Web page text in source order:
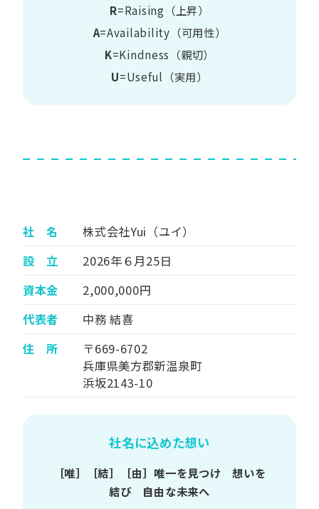
R=Raising（上昇）
A=Availability​（可用性）
K=Kindness​（親切）
U=Useful​（実用）​
社 名
株式会社Yui（ユイ）
設 立
2026年６月25日
資本金
2,000,000円
代表者
中務 結喜
住 所
〒669-6702
兵庫県美方郡新温泉町
浜坂2143-10
社名に込めた想い
［唯］​［結］​［由］ 唯一を​見つけ 想いを​
結び 自由な​未来へ